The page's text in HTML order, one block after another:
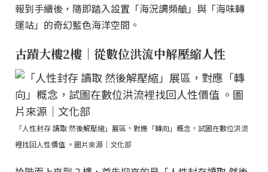
報到手續後，隨即踏入設置「海況調頻艙」與「海味轉
運站」的奇幻藍色海洋空間。
古蹟大樓2樓｜從數位洪流中解壓縮人性
「人性封存 讀取 然後解壓縮」展區，對應「轉向」概念，試圖在數位洪流
裡找回人性價值 。圖片來源｜文化部